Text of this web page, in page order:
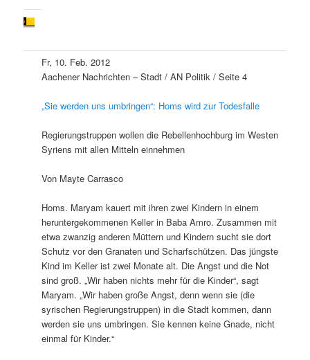
Fr, 10. Feb. 2012
Aachener Nachrichten – Stadt / AN Politik / Seite 4
„Sie werden uns umbringen“: Homs wird zur Todesfalle
Regierungstruppen wollen die Rebellenhochburg im Westen
Syriens mit allen Mitteln einnehmen
Von Mayte Carrasco
Homs. Maryam kauert mit ihren zwei Kindern in einem
heruntergekommenen Keller in Baba Amro. Zusammen mit
etwa zwanzig anderen Müttern und Kindern sucht sie dort
Schutz vor den Granaten und Scharfschützen. Das jüngste
Kind im Keller ist zwei Monate alt. Die Angst und die Not
sind groß. „Wir haben nichts mehr für die Kinder“, sagt
Maryam. „Wir haben große Angst, denn wenn sie (die
syrischen Regierungstruppen) in die Stadt kommen, dann
werden sie uns umbringen. Sie kennen keine Gnade, nicht
einmal für Kinder.“